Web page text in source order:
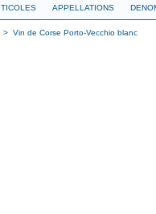
APPELLATIONS
> Vin de Corse Porto-Vecchio blanc